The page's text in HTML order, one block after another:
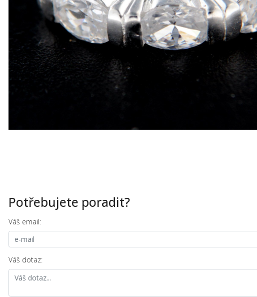
Potřebujete poradit?
Váš email:
Váš dotaz: